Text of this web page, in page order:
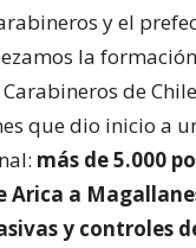
y el
la
de
que dio inicio a
más de 5.000
Arica a
y controles